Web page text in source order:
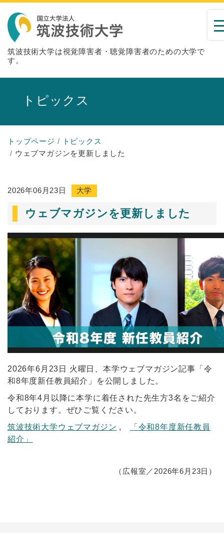
筑波技術大学は視覚障害者・聴覚障害者のための大学で
す。
トピックス
トップページ
トピックス
ウェブマガジンを更新しました
2026年06月23日 大学
ウェブマガジンを更新しました
2026年6月23日 火曜日、本学ウェブマガジン記事「令
和8年度新任教員紹介」を公開しました。
令和8年4月以降に本学に着任された先生方3名をご紹介
しております。ぜひご覧ください。
筑波技術大学ウェブマガジン ,
「令和8年度新任教員
紹介」
（広報室／2026年6月23日）